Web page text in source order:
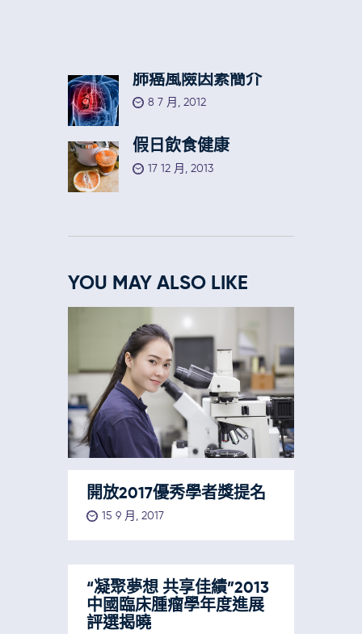
肺癌風險因素簡介
8 7 月, 2012
假日飲食健康
17 12 月, 2013
YOU MAY ALSO LIKE
開放2017優秀學者獎提名
15 9 月, 2017
“凝聚夢想 共享佳績”2013
中國臨床腫瘤學年度進展
評選揭曉